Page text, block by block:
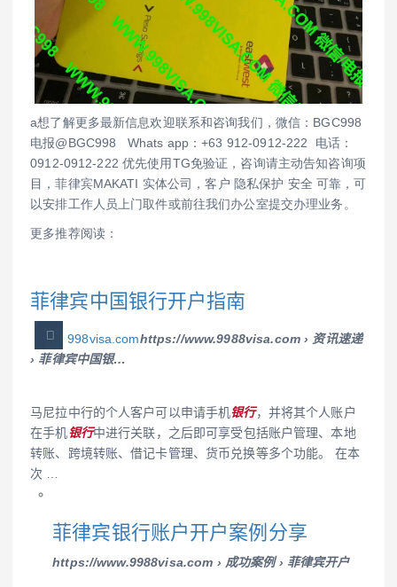
a想了解更多最新信息欢迎联系和咨询我们，微信：BGC998
电报@BGC998 Whats app：+63 912-0912-222 电话：
0912-0912-222 优先使用TG免验证，咨询请主动告知咨询项
目，菲律宾MAKATI 实体公司，客户 隐私保护 安全 可靠，可
以安排工作人员上门取件或前往我们办公室提交办理业务。
更多推荐阅读：
菲律宾中国银行开户指南
998visa.comhttps://www.9988visa.com › 资讯速递
› 菲律宾中国银…
马尼拉中行的个人客户可以申请手机银行，并将其个人账户
在手机银行中进行关联，之后即可享受包括账户管理、本地
转账、跨境转账、借记卡管理、货币兑换等多个功能。 在本
次 …
菲律宾银行账户开户案例分享
https://www.9988visa.com › 成功案例 › 菲律宾开户